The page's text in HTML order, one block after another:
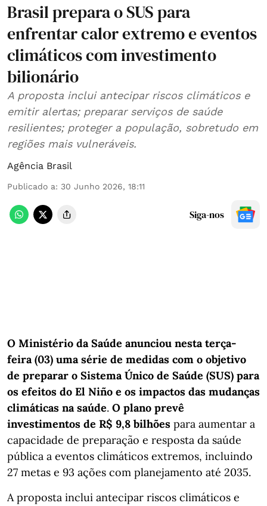
Brasil prepara o SUS para
enfrentar calor extremo e eventos
climáticos com investimento
bilionário
A proposta inclui antecipar riscos climáticos e
emitir alertas; preparar serviços de saúde
resilientes; proteger a população, sobretudo em
regiões mais vulneráveis.
Agência Brasil
Publicado a: 30 Junho 2026, 18:11
Siga-nos
O Ministério da Saúde anunciou nesta terça-
feira (03) uma série de medidas com o objetivo
de preparar o Sistema Único de Saúde (SUS) para
os efeitos do El Niño e os impactos das mudanças
climáticas na saúde. O plano prevê
investimentos de R$ 9,8 bilhões para aumentar a
capacidade de preparação e resposta da saúde
pública a eventos climáticos extremos, incluindo
27 metas e 93 ações com planejamento até 2035.
A proposta inclui antecipar riscos climáticos e